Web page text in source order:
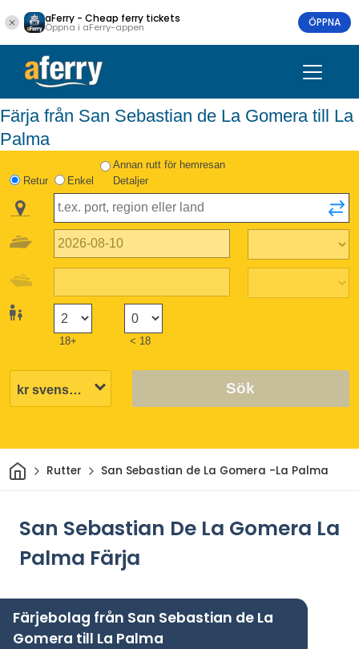
aFerry - Cheap ferry tickets
Öppna i aFerry-appen ÖPPNA
Färja från San Sebastian de La Gomera till La
Palma
Retur Enkel
Annan rutt för hemresan
Detaljer
18+ < 18
Sök
HemRutter San Sebastian de La Gomera -La Palma
San Sebastian De La Gomera La
Palma Färja
Färjebolag från San Sebastian de La
Gomera till La Palma